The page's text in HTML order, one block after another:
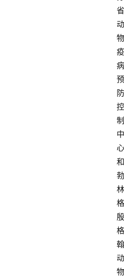
省
动
物
疫
病
预
防
控
制
中
心
和
勃
林
格
殷
格
翰
动
物